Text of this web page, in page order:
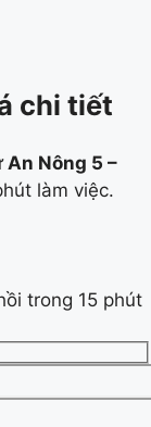
chi tiết
An Nông 5 –
làm việc.
trong 15 phút